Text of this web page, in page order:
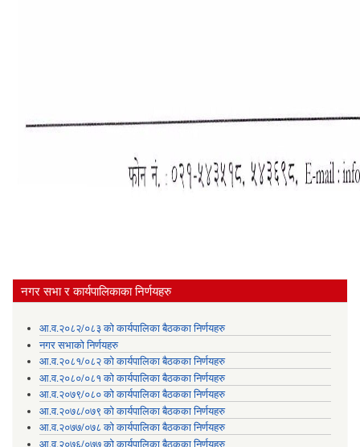
नगर सभा र कार्यपालिकाका निर्णयहरु
आ.व.२०८२/०८३ को कार्यपालिका बैठकका निर्णयहरु
नगर सभाको निर्णयहरु
आ.व.२०८१/०८२ को कार्यपालिका बैठकका निर्णयहरु
आ.व.२०८०/०८१ को कार्यपालिका बैठकका निर्णयहरु
आ.व.२०७९/०८० को कार्यपालिका बैठकका निर्णयहरु
आ.व.२०७८/०७९ को कार्यपालिका बैठकका निर्णयहरु
आ.व.२०७७/०७८ को कार्यपालिका बैठकका निर्णयहरु
आ.व.२०७६/०७७ को कार्यपालिका बैठकका निर्णयहरु